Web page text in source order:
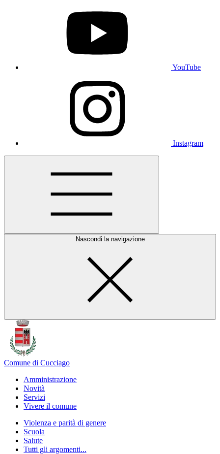
YouTube
Instagram
Nascondi la navigazione
Comune di Cucciago
Amministrazione
Novità
Servizi
Vivere il comune
Violenza e parità di genere
Scuola
Salute
Tutti gli argomenti...